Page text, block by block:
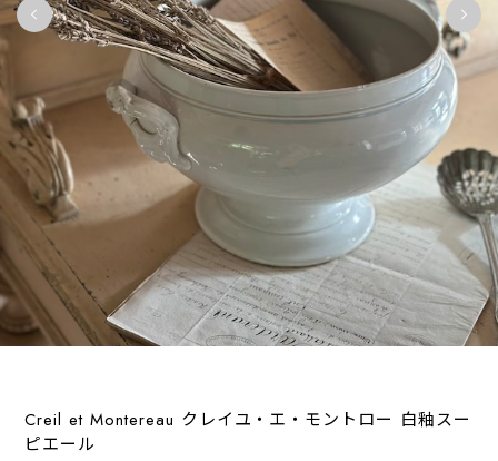
Creil et Montereau クレイユ・エ・モントロー 白釉スー
ピエール